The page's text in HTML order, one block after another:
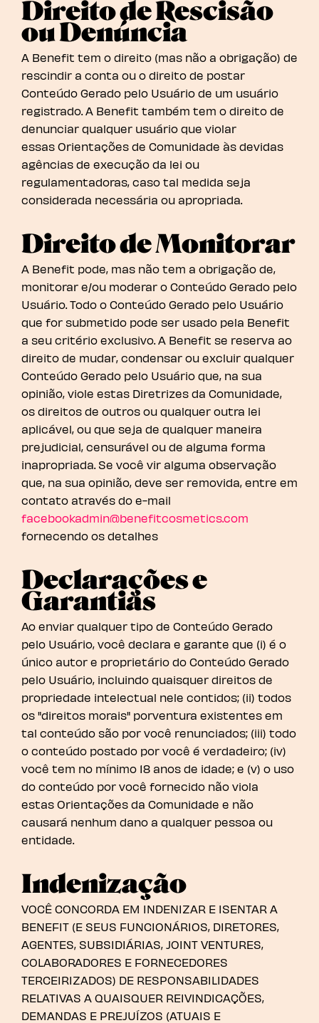
Direito de Rescisão
ou Denúncia
A Benefit tem o direito (mas não a obrigação) de
rescindir a conta ou o direito de postar
Conteúdo Gerado pelo Usuário de um usuário
registrado. A Benefit também tem o direito de
denunciar qualquer usuário que violar
essas Orientações de Comunidade às devidas
agências de execução da lei ou
regulamentadoras, caso tal medida seja
considerada necessária ou apropriada.
Direito de Monitorar
A Benefit pode, mas não tem a obrigação de,
monitorar e/ou moderar o Conteúdo Gerado pelo
Usuário. Todo o Conteúdo Gerado pelo Usuário
que for submetido pode ser usado pela Benefit
a seu critério exclusivo. A Benefit se reserva ao
direito de mudar, condensar ou excluir qualquer
Conteúdo Gerado pelo Usuário que, na sua
opinião, viole estas Diretrizes da Comunidade,
os direitos de outros ou qualquer outra lei
aplicável, ou que seja de qualquer maneira
prejudicial, censurável ou de alguma forma
inapropriada. Se você vir alguma observação
que, na sua opinião, deve ser removida, entre em
contato através do e-mail
facebookadmin@benefitcosmetics.com
fornecendo os detalhes
Declarações e
Garantias
Ao enviar qualquer tipo de Conteúdo Gerado
pelo Usuário, você declara e garante que (i) é o
único autor e proprietário do Conteúdo Gerado
pelo Usuário, incluindo quaisquer direitos de
propriedade intelectual nele contidos; (ii) todos
os "direitos morais" porventura existentes em
tal conteúdo são por você renunciados; (iii) todo
o conteúdo postado por você é verdadeiro; (iv)
você tem no mínimo 18 anos de idade; e (v) o uso
do conteúdo por você fornecido não viola
estas Orientações da Comunidade e não
causará nenhum dano a qualquer pessoa ou
entidade.
Indenização
VOCÊ CONCORDA EM INDENIZAR E ISENTAR A
BENEFIT (E SEUS FUNCIONÁRIOS, DIRETORES,
AGENTES, SUBSIDIÁRIAS, JOINT VENTURES,
COLABORADORES E FORNECEDORES
TERCEIRIZADOS) DE RESPONSABILIDADES
RELATIVAS A QUAISQUER REIVINDICAÇÕES,
DEMANDAS E PREJUÍZOS (ATUAIS E